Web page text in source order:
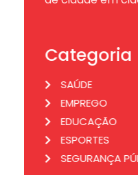
Categoria
SAÚDE
EMPREGO
EDUCAÇÃO
ESPORTES
SEGURANÇA